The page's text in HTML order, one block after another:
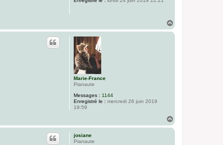
u
Marie-France
Pianaute
Messages : 1144
Enregistré le : mercredi 26 juin 2019
19:59
u
josiane
Pianaute